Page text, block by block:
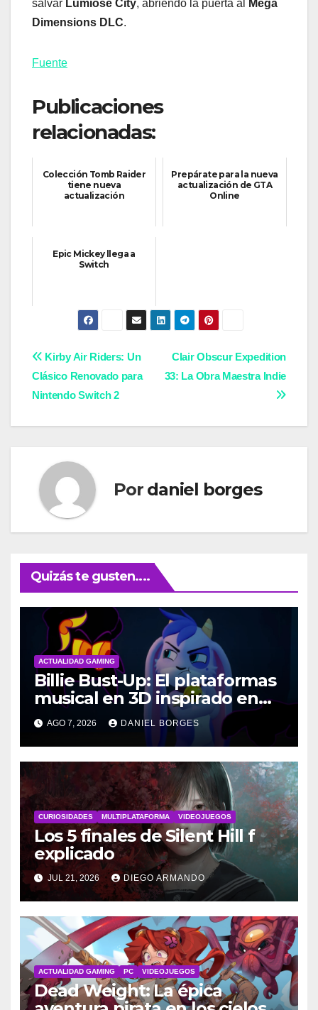
salvar Lumiose City, abriendo la puerta al
Mega
Dimensions DLC.
Fuente
Publicaciones
relacionadas:
Colección Tomb Raider
tiene nueva
actualización
Prepárate para la nueva
actualización de GTA
Online
Epic Mickey llega a
Switch
Navegación
de
entradas
Clair Obscur Expedition
33: La Obra Maestra Indie
Kirby Air Riders: Un
Clásico Renovado para
Nintendo Switch 2
Por daniel borges
Quizás te gusten....
ACTUALIDAD GAMING
Billie Bust-Up: El plataformas
musical en 3D inspirado en
Disney
AGO 7, 2026 DANIEL BORGES
CURIOSIDADES MULTIPLATAFORMA VIDEOJUEGOS
Los 5 finales de Silent Hill f
explicado
JUL 21, 2026 DIEGO ARMANDO
ACTUALIDAD GAMING PC VIDEOJUEGOS
Dead Weight: La épica